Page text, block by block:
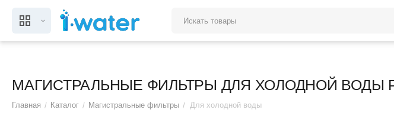
МАГИСТРАЛЬНЫЕ ФИЛЬТРЫ ДЛЯ ХОЛОДНОЙ ВОДЫ
Главная / Каталог / Магистральные фильтры / Для холодной воды